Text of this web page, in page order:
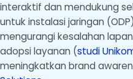
interaktif dan mendukung
untuk instalasi jaringan
mengurangi kesalahan
adopsi layanan (studi
meningkatkan brand